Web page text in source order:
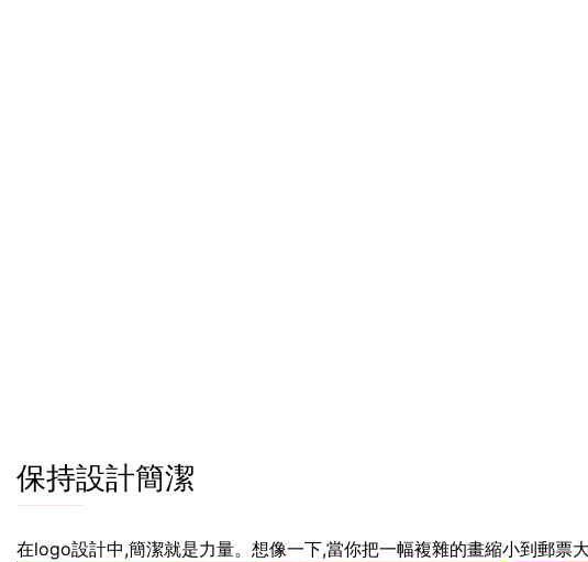
保持設計簡潔
在logo設計中,簡潔就是力量。想像一下,當你把一幅複雜的畫縮小到郵